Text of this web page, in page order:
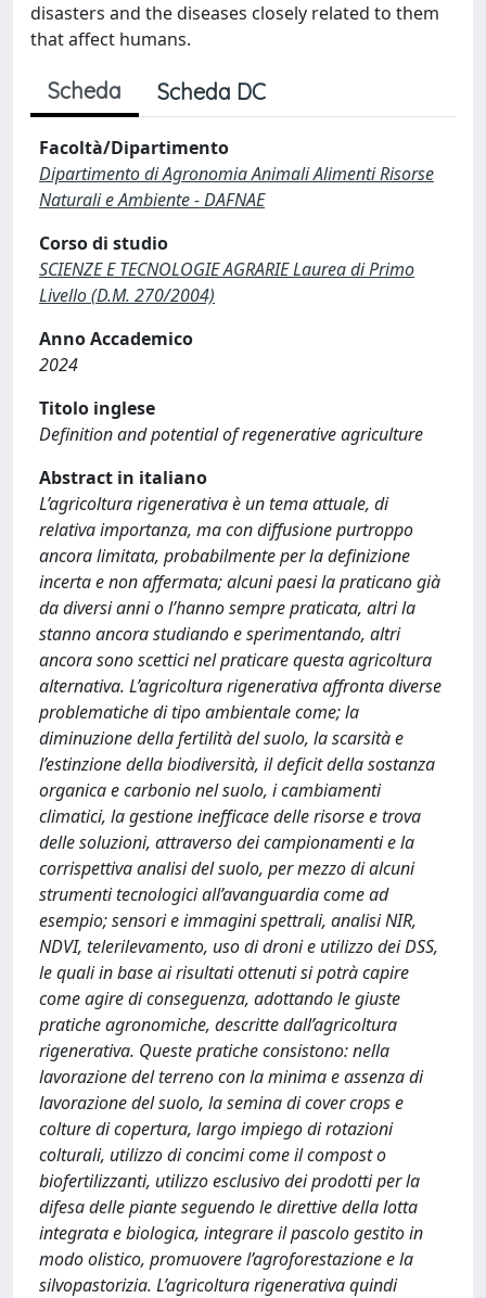
disasters and the diseases closely related to them
that affect humans.
Scheda Scheda DC
Facoltà/Dipartimento
Dipartimento di Agronomia Animali Alimenti Risorse
Naturali e Ambiente - DAFNAE
Corso di studio
SCIENZE E TECNOLOGIE AGRARIE Laurea di Primo
Livello (D.M. 270/2004)
Anno Accademico
2024
Titolo inglese
Definition and potential of regenerative agriculture
Abstract in italiano
L’agricoltura rigenerativa è un tema attuale, di
relativa importanza, ma con diffusione purtroppo
ancora limitata, probabilmente per la definizione
incerta e non affermata; alcuni paesi la praticano già
da diversi anni o l’hanno sempre praticata, altri la
stanno ancora studiando e sperimentando, altri
ancora sono scettici nel praticare questa agricoltura
alternativa. L’agricoltura rigenerativa affronta diverse
problematiche di tipo ambientale come; la
diminuzione della fertilità del suolo, la scarsità e
l’estinzione della biodiversità, il deficit della sostanza
organica e carbonio nel suolo, i cambiamenti
climatici, la gestione inefficace delle risorse e trova
delle soluzioni, attraverso dei campionamenti e la
corrispettiva analisi del suolo, per mezzo di alcuni
strumenti tecnologici all’avanguardia come ad
esempio; sensori e immagini spettrali, analisi NIR,
NDVI, telerilevamento, uso di droni e utilizzo dei DSS,
le quali in base ai risultati ottenuti si potrà capire
come agire di conseguenza, adottando le giuste
pratiche agronomiche, descritte dall’agricoltura
rigenerativa. Queste pratiche consistono: nella
lavorazione del terreno con la minima e assenza di
lavorazione del suolo, la semina di cover crops e
colture di copertura, largo impiego di rotazioni
colturali, utilizzo di concimi come il compost o
biofertilizzanti, utilizzo esclusivo dei prodotti per la
difesa delle piante seguendo le direttive della lotta
integrata e biologica, integrare il pascolo gestito in
modo olistico, promuovere l’agroforestazione e la
silvopastorizia. L’agricoltura rigenerativa quindi